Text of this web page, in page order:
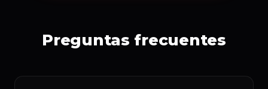
Preguntas frecuentes